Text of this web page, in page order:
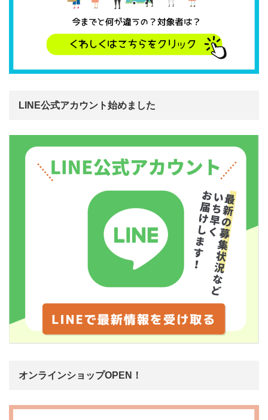
LINE公式アカウント始めました
オンラインショップOPEN！